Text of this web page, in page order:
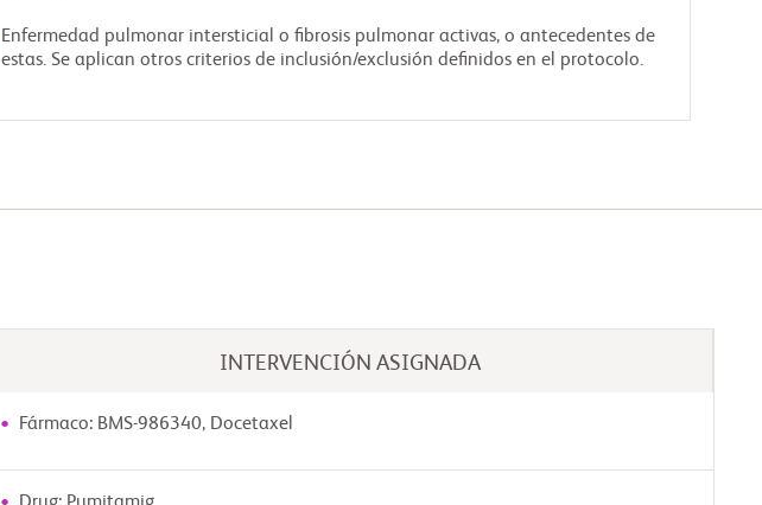
Enfermedad pulmonar intersticial o fibrosis pulmonar activas, o antecedentes de
estas. Se aplican otros criterios de inclusión/exclusión definidos en el protocolo.
INTERVENCIÓN ASIGNADA
Fármaco: BMS-986340, Docetaxel